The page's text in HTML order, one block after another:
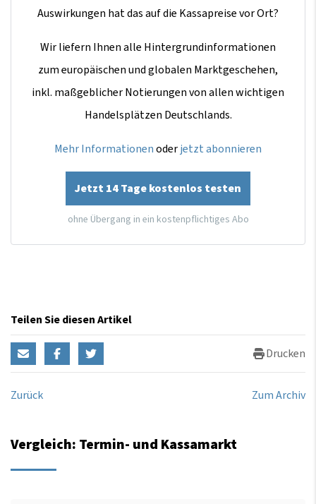
Auswirkungen hat das auf die Kassapreise vor Ort?
Wir liefern Ihnen alle Hintergrundinformationen
zum europäischen und globalen Marktgeschehen,
inkl. maßgeblicher Notierungen von allen wichtigen
Handelsplätzen Deutschlands.
Mehr Informationenoderjetzt abonnieren
Jetzt 14 Tage kostenlos testen
ohne Übergang in ein kostenpflichtiges Abo
Teilen Sie diesen Artikel
Drucken
Zurück Zum Archiv
Vergleich: Termin- und Kassamarkt